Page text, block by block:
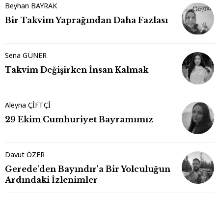
Beyhan BAYRAK
Bir Takvim Yaprağından Daha Fazlası
Sena GÜNER
Takvim Değişirken İnsan Kalmak
Aleyna ÇİFTÇİ
29 Ekim Cumhuriyet Bayramımız
Davut ÖZER
Gerede'den Bayındır'a Bir Yolculuğun
Ardındaki İzlenimler